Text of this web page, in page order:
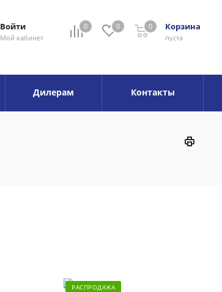
0 0 Корзина
пуста
0
Войти
Мой кабинет
Дилерам Контакты
РАСПРОДАЖА